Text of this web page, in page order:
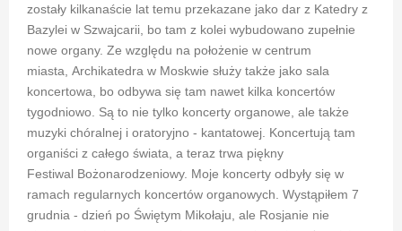
zostały kilkanaście lat temu przekazane jako dar z Katedry z
Bazylei w Szwajcarii, bo tam z kolei wybudowano zupełnie
nowe organy. Ze względu na położenie w centrum
miasta, Archikatedra w Moskwie służy także jako sala
koncertowa, bo odbywa się tam nawet kilka koncertów
tygodniowo. Są to nie tylko koncerty organowe, ale także
muzyki chóralnej i oratoryjno - kantatowej. Koncertują tam
organiści z całego świata, a teraz trwa piękny
Festiwal Bożonarodzeniowy. Moje koncerty odbyły się w
ramach regularnych koncertów organowych. Wystąpiłem 7
grudnia - dzień po Świętym Mikołaju, ale Rosjanie nie